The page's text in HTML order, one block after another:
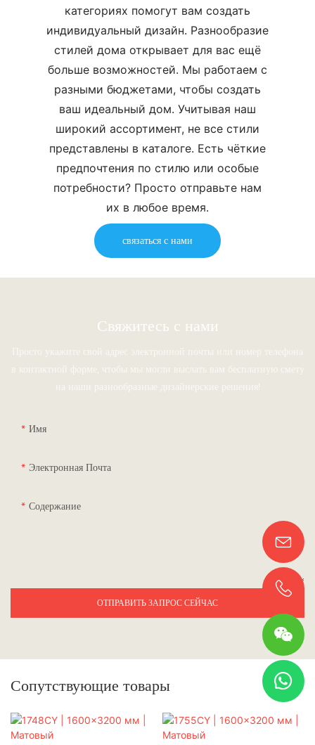
категориях помогут вам создать
индивидуальный дизайн. Разнообразие
стилей дома открывает для вас ещё
больше возможностей. Мы работаем с
разными бюджетами, чтобы создать
ваш идеальный дом. Учитывая наш
широкий ассортимент, не все стили
представлены в каталоге. Есть чёткие
предпочтения по стилю или особые
потребности? Просто отправьте нам
их в любое время.
связаться с нами
Свяжитесь с нами
Просто укажите свой адрес электронной почты или номер телефона
в контактной форме, чтобы мы могли выслать вам бесплатную смету
на наши разнообразные дизайнерские решения!
Имя
Электронная Почта
Содержание
ОТПРАВИТЬ ЗАПРОС СЕЙЧАС
Сопутствующие товары